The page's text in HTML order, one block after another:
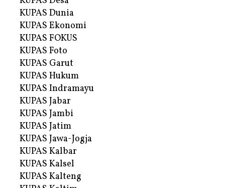
KUPAS Dunia
KUPAS Ekonomi
KUPAS FOKUS
KUPAS Foto
KUPAS Garut
KUPAS Hukum
KUPAS Indramayu
KUPAS Jabar
KUPAS Jambi
KUPAS Jatim
KUPAS Jawa-Jogja
KUPAS Kalbar
KUPAS Kalsel
KUPAS Kalteng